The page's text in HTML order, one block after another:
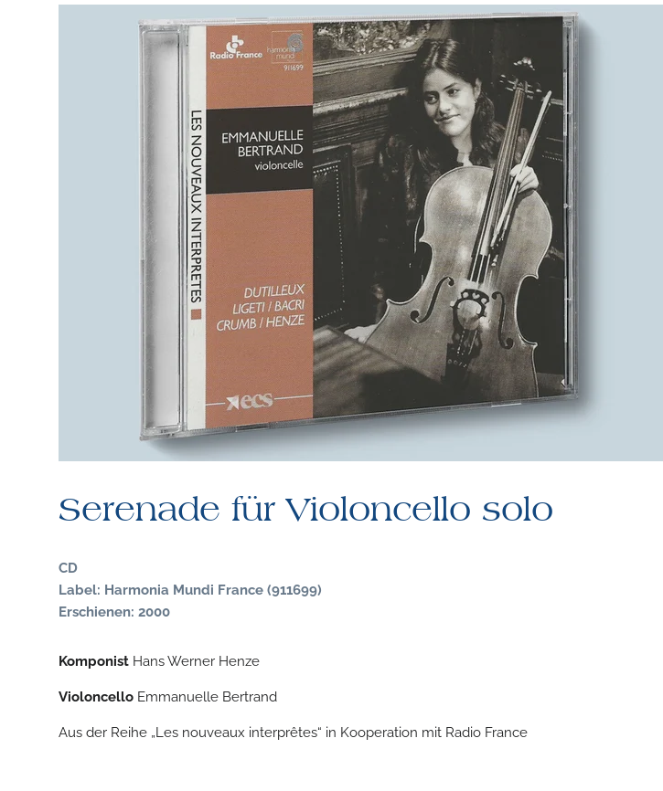
Serenade für Violoncello solo
CD
Label: Harmonia Mundi France (911699)
Erschienen: 2000
KomponistHans Werner Henze
VioloncelloEmmanuelle Bertrand
Aus der Reihe „Les nouveaux interprêtes“ in Kooperation mit Radio France